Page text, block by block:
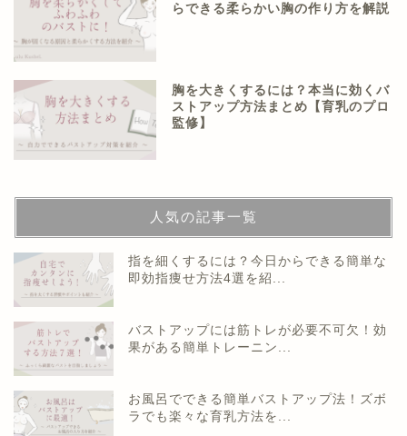
らできる柔らかい胸の作り方を解説
胸を大きくするには？本当に効くバ
ストアップ方法まとめ【育乳のプロ
監修】
人気の記事一覧
指を細くするには？今日からできる簡単な
即効指痩せ方法4選を紹...
バストアップには筋トレが必要不可欠！効
果がある簡単トレーニン...
お風呂でできる簡単バストアップ法！ズボ
ラでも楽々な育乳方法を...